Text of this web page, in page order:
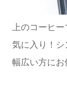
上のコーヒ
気に入り！
幅広い方にお